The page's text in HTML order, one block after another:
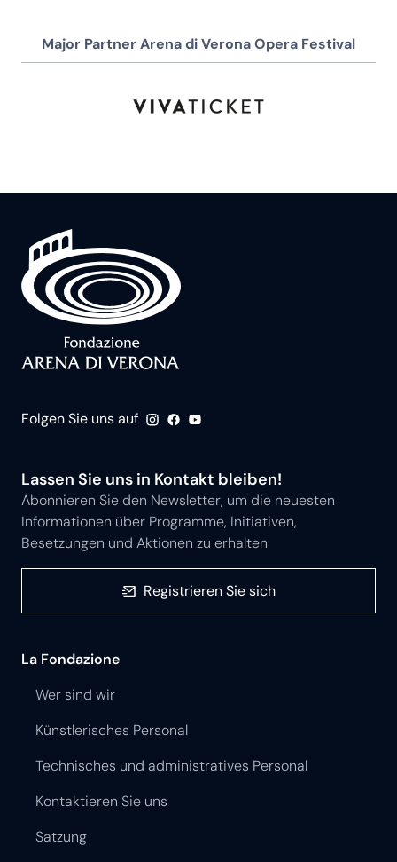
Major Partner Arena di Verona Opera Festival
Folgen Sie uns auf
Lassen Sie uns in Kontakt bleiben!
Abonnieren Sie den Newsletter, um die neuesten
Informationen über Programme, Initiativen,
Besetzungen und Aktionen zu erhalten
Registrieren Sie sich
La Fondazione
Wer sind wir
Künstlerisches Personal
Technisches und administratives Personal
Kontaktieren Sie uns
Satzung